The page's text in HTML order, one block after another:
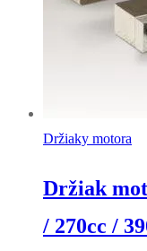
Držiaky motora
Držiak
/ 270cc /